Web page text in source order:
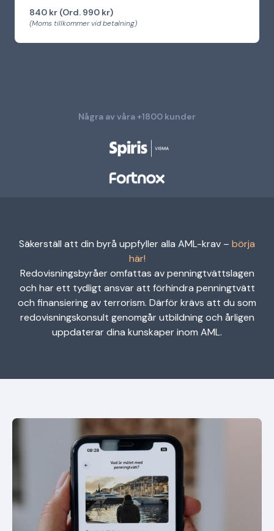
840 kr (Ord. 990 kr)
(Moms tillkommer vid betalning)
Några av våra +1800 kunder
Säkerställ att din byrå uppfyller alla AML-krav – börja
här!
Redovisningsbyråer omfattas av penningtvättslagen
och har ett tydligt ansvar att förhindra penningtvätt
och finansiering av terrorism. Därför krävs att du som
redovisningskonsult genomgår utbildning och årligen
uppdaterar dina kunskaper inom AML.